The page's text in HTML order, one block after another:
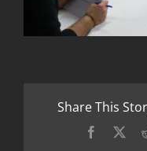
Share This
Facebook